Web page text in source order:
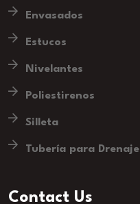
Envasados
Estucos
Nivelantes
Poliestirenos
Silleta
Tubería para Drenaje
Contact Us